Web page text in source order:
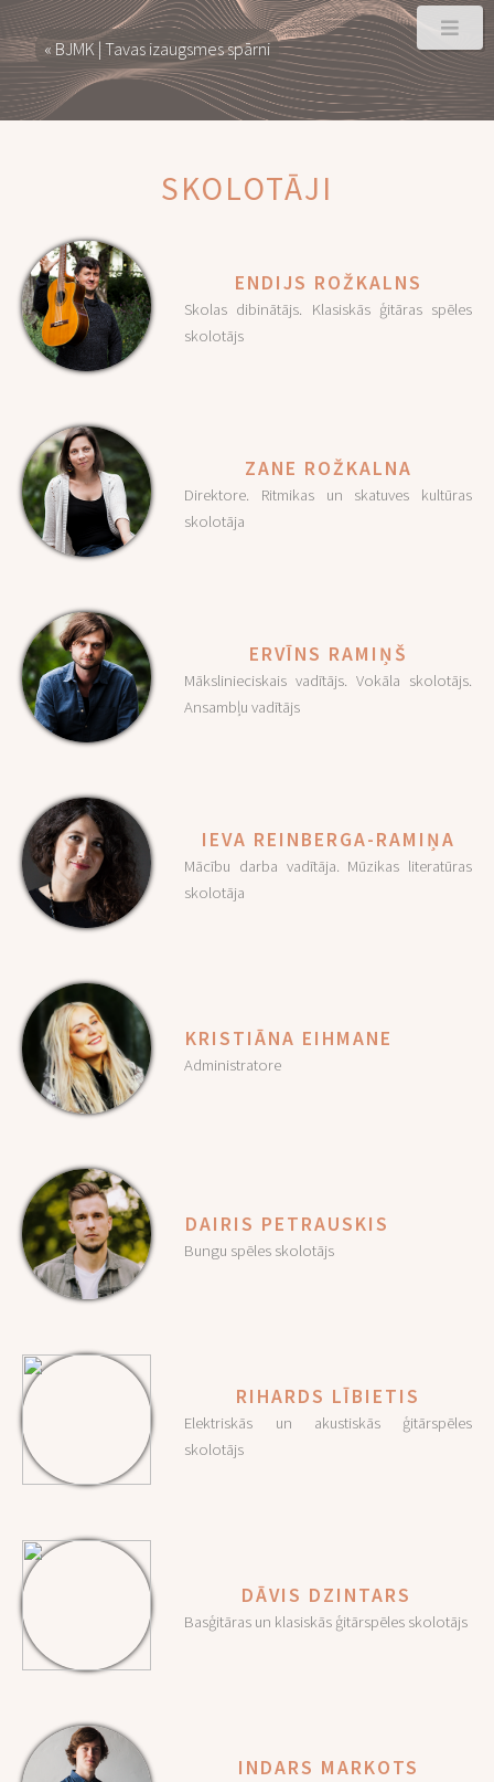
« BJMK | Tavas izaugsmes spārni
SKOLOTĀJI
ENDIJS ROŽKALNS
Skolas dibinātājs. Klasiskās ģitāras spēles
skolotājs
ZANE ROŽKALNA
Direktore. Ritmikas un skatuves kultūras
skolotāja
ERVĪNS RAMIŅŠ
Mākslinieciskais vadītājs. Vokāla skolotājs.
Ansambļu vadītājs
IEVA REINBERGA-RAMIŅA
Mācību darba vadītāja. Mūzikas literatūras
skolotāja
KRISTIĀNA EIHMANE
Administratore
DAIRIS PETRAUSKIS
Bungu spēles skolotājs
RIHARDS LĪBIETIS
Elektriskās un akustiskās ģitārspēles
skolotājs
DĀVIS DZINTARS
Basģitāras un klasiskās ģitārspēles skolotājs
INDARS MARKOTS